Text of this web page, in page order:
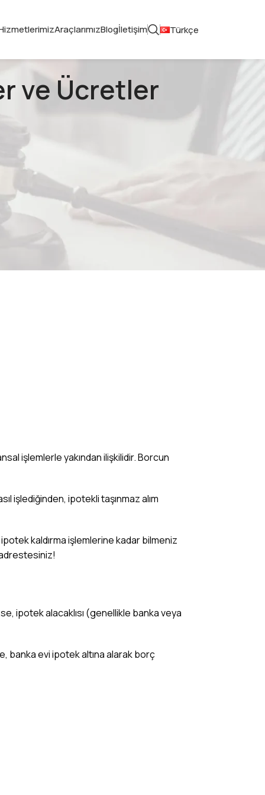
AraçlarımızBlogİletişim Türkçe
ve Ücretler
işlemlerle yakından ilişkilidir. Borcun
işlediğinden, ipotekli taşınmaz alım
kaldırma işlemlerine kadar bilmeniz
ipotek alacaklısı (genellikle banka veya
banka evi ipotek altına alarak borç